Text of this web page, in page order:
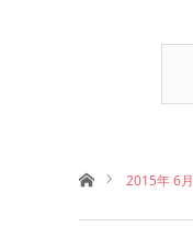
ホーム2015年 6月